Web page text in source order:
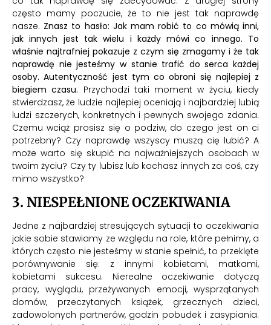
często mamy poczucie, że to nie jest tak naprawdę
nasze. Znasz to hasło: Jak mam robić to co mówią inni,
jak innych jest tak wielu i każdy mówi co innego. To
właśnie najtrafniej pokazuje z czym się zmagamy i że tak
naprawdę nie jesteśmy w stanie trafić do serca każdej
osoby. Autentyczność jest tym co obroni się najlepiej z
biegiem czasu. Przychodzi taki moment w życiu, kiedy
stwierdzasz, że ludzie najlepiej oceniają i najbardziej lubią
ludzi szczerych, konkretnych i pewnych swojego zdania.
Czemu wciąż prosisz się o podziw, do czego jest on ci
potrzebny? Czy naprawdę wszyscy muszą cię lubić? A
może warto się skupić na najważniejszych osobach w
twoim życiu? Czy ty lubisz lub kochasz innych za coś, czy
mimo wszystko?
3. NIESPEŁNIONE OCZEKIWANIA
Jedne z najbardziej stresujących sytuacji to oczekiwania
jakie sobie stawiamy ze względu na role, które pełnimy, a
których często nie jesteśmy w stanie spełnić, to przeklęte
porównywanie się: z innymi kobietami, matkami,
kobietami sukcesu. Nierealne oczekiwanie dotyczą
pracy, wyglądu, przeżywanych emocji, wysprzątanych
domów, przeczytanych książek, grzecznych dzieci,
zadowolonych partnerów, godzin pobudek i zasypiania.